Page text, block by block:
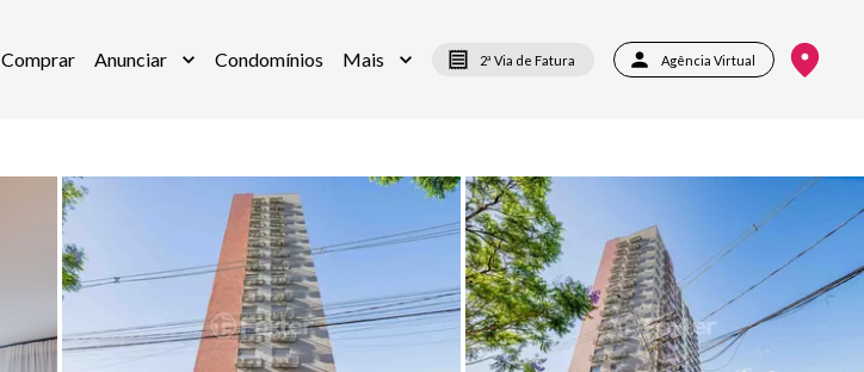
Comprar Anunciar Condomínios Mais 2ª Via de Fatura Agência Virtual